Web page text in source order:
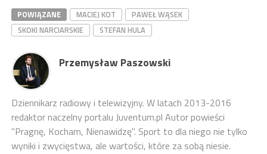
POWIĄZANE MACIEJ KOT
PAWEŁ WĄSEK
SKOKI NARCIARSKIE
STEFAN HULA
Przemysław Paszowski
Dziennikarz radiowy i telewizyjny. W latach 2013-2016
redaktor naczelny portalu Juventum.pl Autor powieści
"Pragnę, Kocham, Nienawidzę". Sport to dla niego nie tylko
wyniki i zwycięstwa, ale wartości, które za sobą niesie.